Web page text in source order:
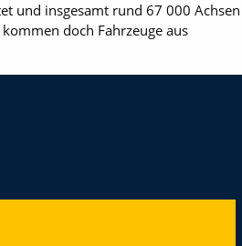
und insgesamt rund 67 000 Achsen
doch Fahrzeuge aus